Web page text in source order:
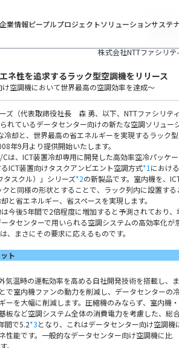
企業情報ピープルプロジェクトソリューションサステ
2008年
株式会社NTTファシリテ
ネ性を追求するラック型空調機をリリース
空調機において世界最高の空調効率を達成～
ズ（代表取締役社長 森 勇、以下、NTTファシリティ
れているデータセンター向けの新たな空調ソリュー
冷却と、世界最高の省エネルギーを実現するラック型
年9月より提供開始いたします。
は、ICT装置冷却専用に開発した高効率空冷パッケー
ICT装置向けタスクアンビエント空調方式*1 における
タスクル）」シリーズ*2の新製品です。室内機を、
と同様の形状とすることで、ラック列内に設置する
と省エネルギー、省スペースを実現します。
今後5年間で2倍程度に増加すると予測されており、
タセンターで用いられる空調システムの高効率化が
、まさにその要求に応えるものです。
ト
気温時の運転効率を高める自社開発技術を搭載し、ま
で室内機ファンの動力を削減し、データセンターの
ーを大幅に削減します。圧縮機のみならず、室内機・
板など空調システム全体の消費電力を考慮した、総
間で5.2*3となり、これはデータセンター向け空調機
性能です。一般的なデータセンター向け空調機に比
。